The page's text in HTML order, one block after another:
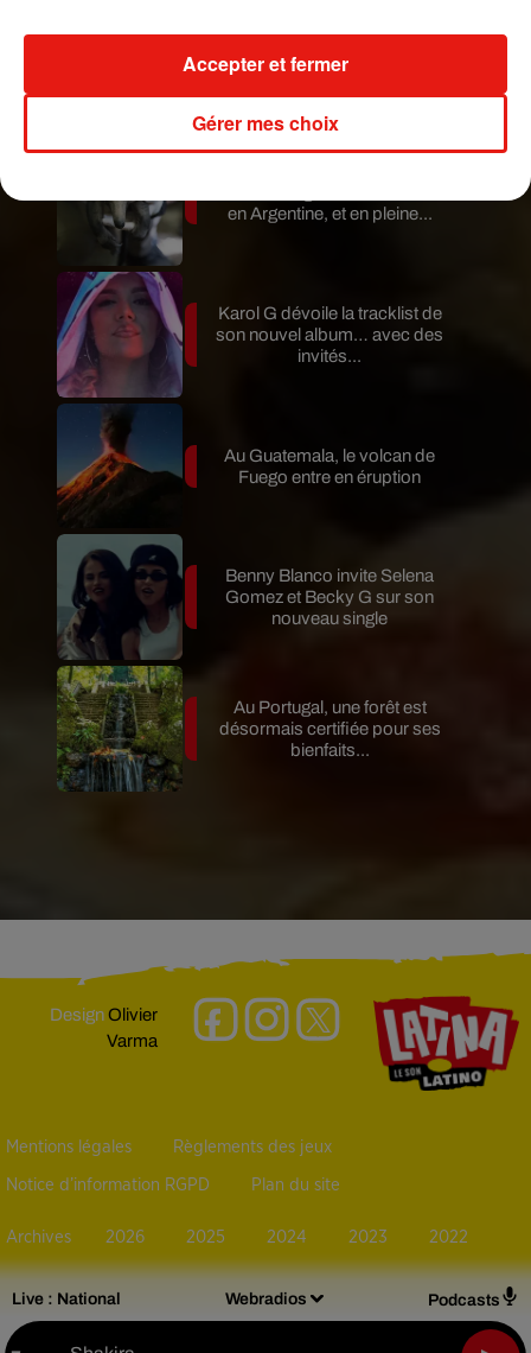
Live : National Webradios Podcasts
Guatemala : l'éruption du volcan
en Argentine, et en pleine...
Karol G dévoile la tracklist de
son nouvel album… avec des
invités...
Au Guatemala, le volcan de
Fuego entre en éruption
Benny Blanco invite Selena
Gomez et Becky G sur son
nouveau single
Au Portugal, une forêt est
désormais certifiée pour ses
bienfaits...
DesignOlivier
Varma
Mentions légales Règlements des jeux
Notice d’information RGPD Plan du site
Archives 2026 2025 2024 2023 2022
Gérer mes choix
Accepter et fermer